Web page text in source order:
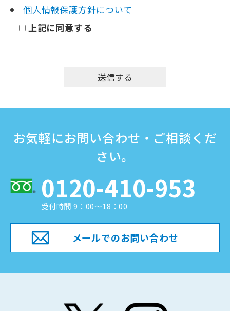
個人情報保護方針について
上記に同意する
お気軽にお問い合わせ・ご相談くだ
さい。
0120-410-953
受付時間 9：00～18：00
メールでのお問い合わせ